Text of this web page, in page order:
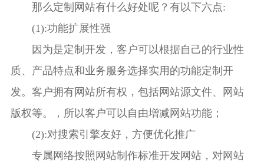
那么定制网站有什么好处呢？有以下六点:
(1):功能扩展性强
因为是定制开发，客户可以根据自己的行业性
质、产品特点和业务服务选择实用的功能定制开
发。客户拥有网站所有权，包括网站源文件、网站
版权等。，所以客户可以自由增减网站功能；
(2):对搜索引擎友好，方便优化推广
专属网络按照网站制作标准开发网站，对网站